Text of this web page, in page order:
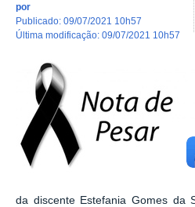
por
publicado: 09/07/2021 10h57
última modificação: 09/07/2021 10h57
da discente Estefania Gomes da